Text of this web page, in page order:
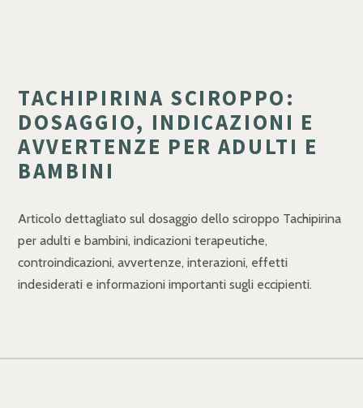
TACHIPIRINA SCIROPPO:
DOSAGGIO, INDICAZIONI E
AVVERTENZE PER ADULTI E
BAMBINI
Articolo dettagliato sul dosaggio dello sciroppo Tachipirina
per adulti e bambini, indicazioni terapeutiche,
controindicazioni, avvertenze, interazioni, effetti
indesiderati e informazioni importanti sugli eccipienti.